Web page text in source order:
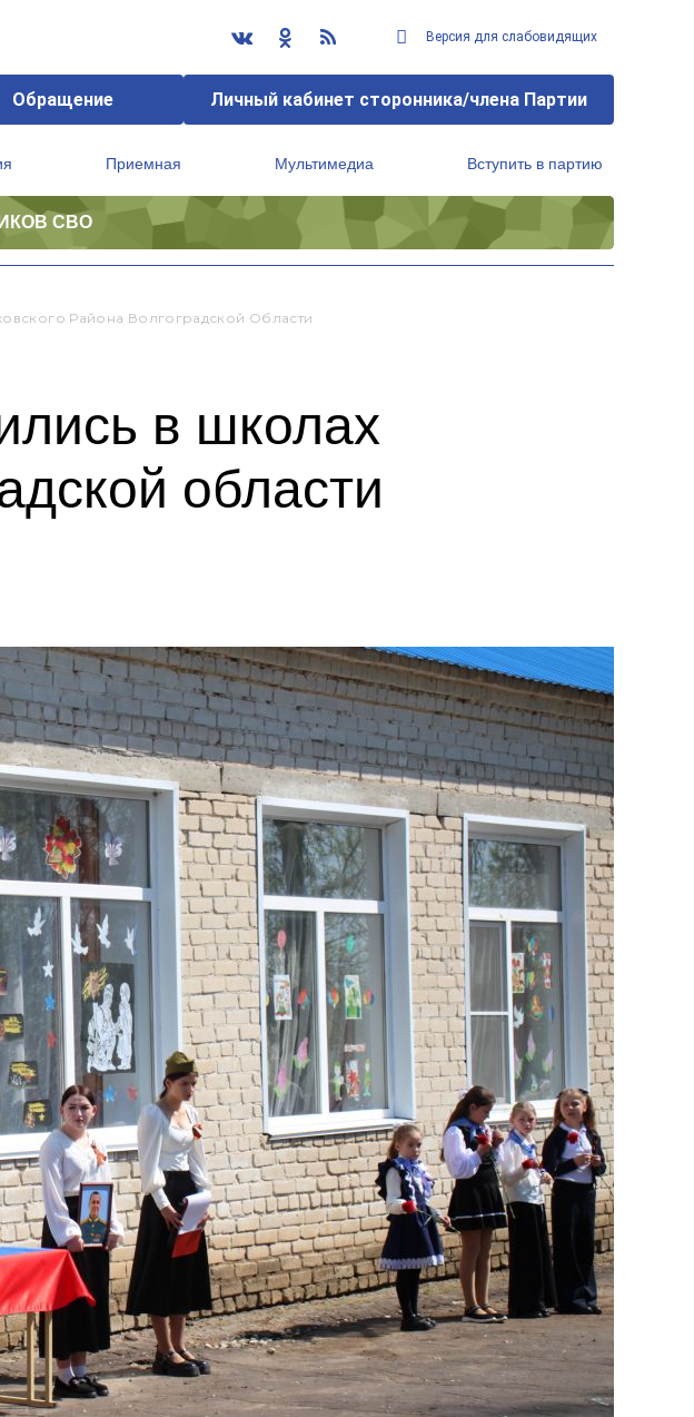
Версия для слабовидящих
Обращение Личный кабинет сторонника/члена Партии
Приемная Мультимедиа Вступить в партию
СВО
Района Волгоградской Области
в школах
области